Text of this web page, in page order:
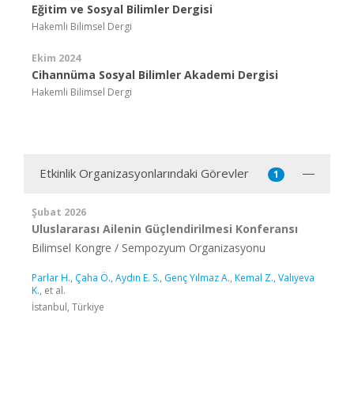
Eğitim ve Sosyal Bilimler Dergisi
Hakemli Bilimsel Dergi
Ekim 2024
Cihannüma Sosyal Bilimler Akademi Dergisi
Hakemli Bilimsel Dergi
Etkinlik Organizasyonlarındaki Görevler 1
Şubat 2026
Uluslararası Ailenin Güçlendirilmesi Konferansı
Bilimsel Kongre / Sempozyum Organizasyonu
Parlar H., Çaha Ö., Aydın E. S., Genç Yılmaz A., Kemal Z., Valıyeva
K., et al.
İstanbul, Türkiye